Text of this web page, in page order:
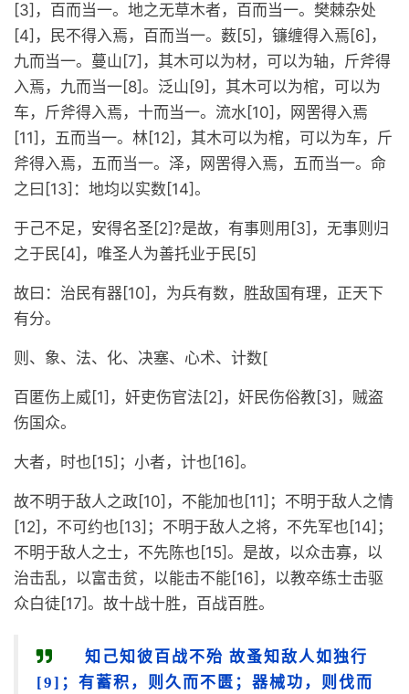
[3]，百而当一。地之无草木者，百而当一。樊棘杂处
[4]，民不得入焉，百而当一。薮[5]，镰缠得入焉[6]，
九而当一。蔓山[7]，其木可以为材，可以为轴，斤斧得
入焉，九而当一[8]。泛山[9]，其木可以为棺，可以为
车，斤斧得入焉，十而当一。流水[10]，网罟得入焉
[11]，五而当一。林[12]，其木可以为棺，可以为车，斤
斧得入焉，五而当一。泽，网罟得入焉，五而当一。命
之曰[13]：地均以实数[14]。
于己不足，安得名圣[2]?是故，有事则用[3]，无事则归
之于民[4]，唯圣人为善托业于民[5]
故曰：治民有器[10]，为兵有数，胜敌国有理，正天下
有分。
则、象、法、化、决塞、心术、计数[
百匿伤上威[1]，奸吏伤官法[2]，奸民伤俗教[3]，贼盗
伤国众。
大者，时也[15]；小者，计也[16]。
故不明于敌人之政[10]，不能加也[11]；不明于敌人之情
[12]，不可约也[13]；不明于敌人之将，不先军也[14]；
不明于敌人之士，不先陈也[15]。是故，以众击寡，以
治击乱，以富击贫，以能击不能[16]，以教卒练士击驱
众白徒[17]。故十战十胜，百战百胜。
知己知彼百战不殆 故蚤知敌人如独行
[9]；有蓄积，则久而不匮；器械功，则伐而